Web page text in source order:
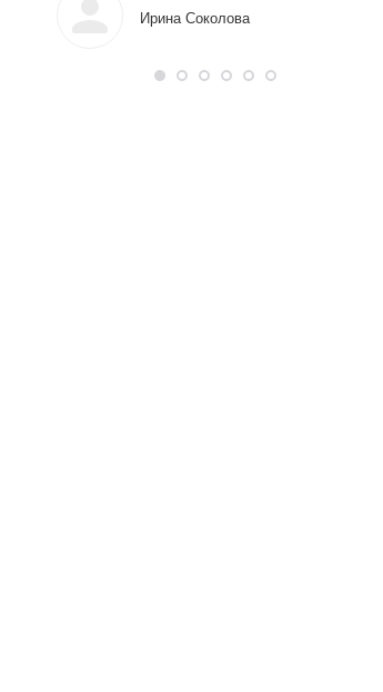
Ирина Соколова